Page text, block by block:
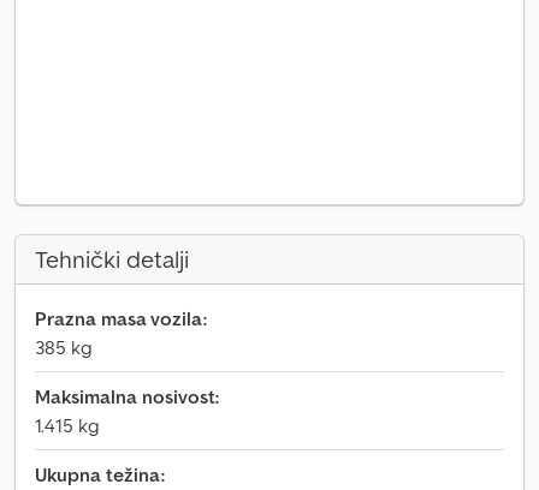
Tehnički detalji
Prazna masa vozila:
385 kg
Maksimalna nosivost:
1.415 kg
Ukupna težina: